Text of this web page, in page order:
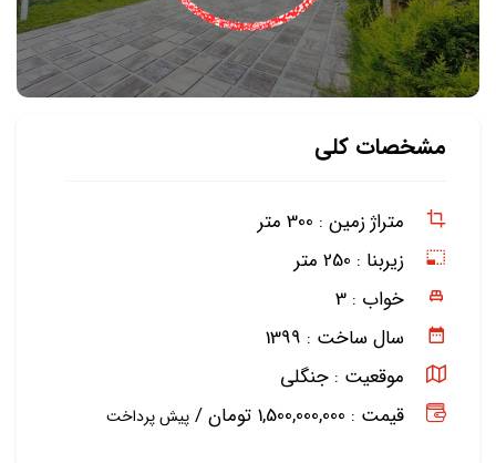
مشخصات کلی
متراژ زمین : 300 متر
زیربنا : 250 متر
خواب : 3
سال ساخت : 1399
موقعیت : جنگلی
قیمت : 1,500,000,000 تومان /
پیش پرداخت